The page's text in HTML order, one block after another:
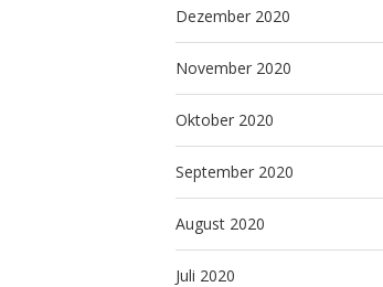
Dezember 2020
November 2020
Oktober 2020
September 2020
August 2020
Juli 2020